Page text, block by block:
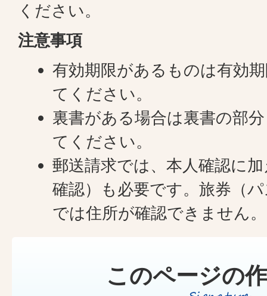
ください。
注意事項
有効期限があるものは有効
てください。
裏書がある場合は裏書の部
てください。
郵送請求では、本人確認に
確認）も必要です。旅券（
では住所が確認できません。
このページの